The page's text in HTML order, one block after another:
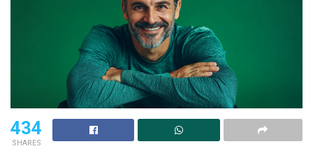
434
SHARES